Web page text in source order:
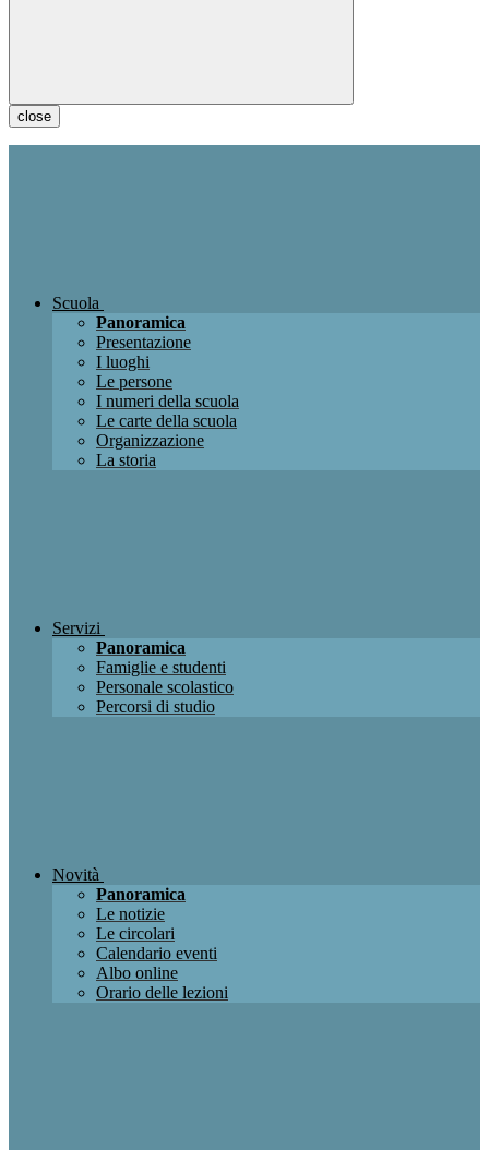
close
Scuola
Panoramica
Presentazione
I luoghi
Le persone
I numeri della scuola
Le carte della scuola
Organizzazione
La storia
Servizi
Panoramica
Famiglie e studenti
Personale scolastico
Percorsi di studio
Novità
Panoramica
Le notizie
Le circolari
Calendario eventi
Albo online
Orario delle lezioni